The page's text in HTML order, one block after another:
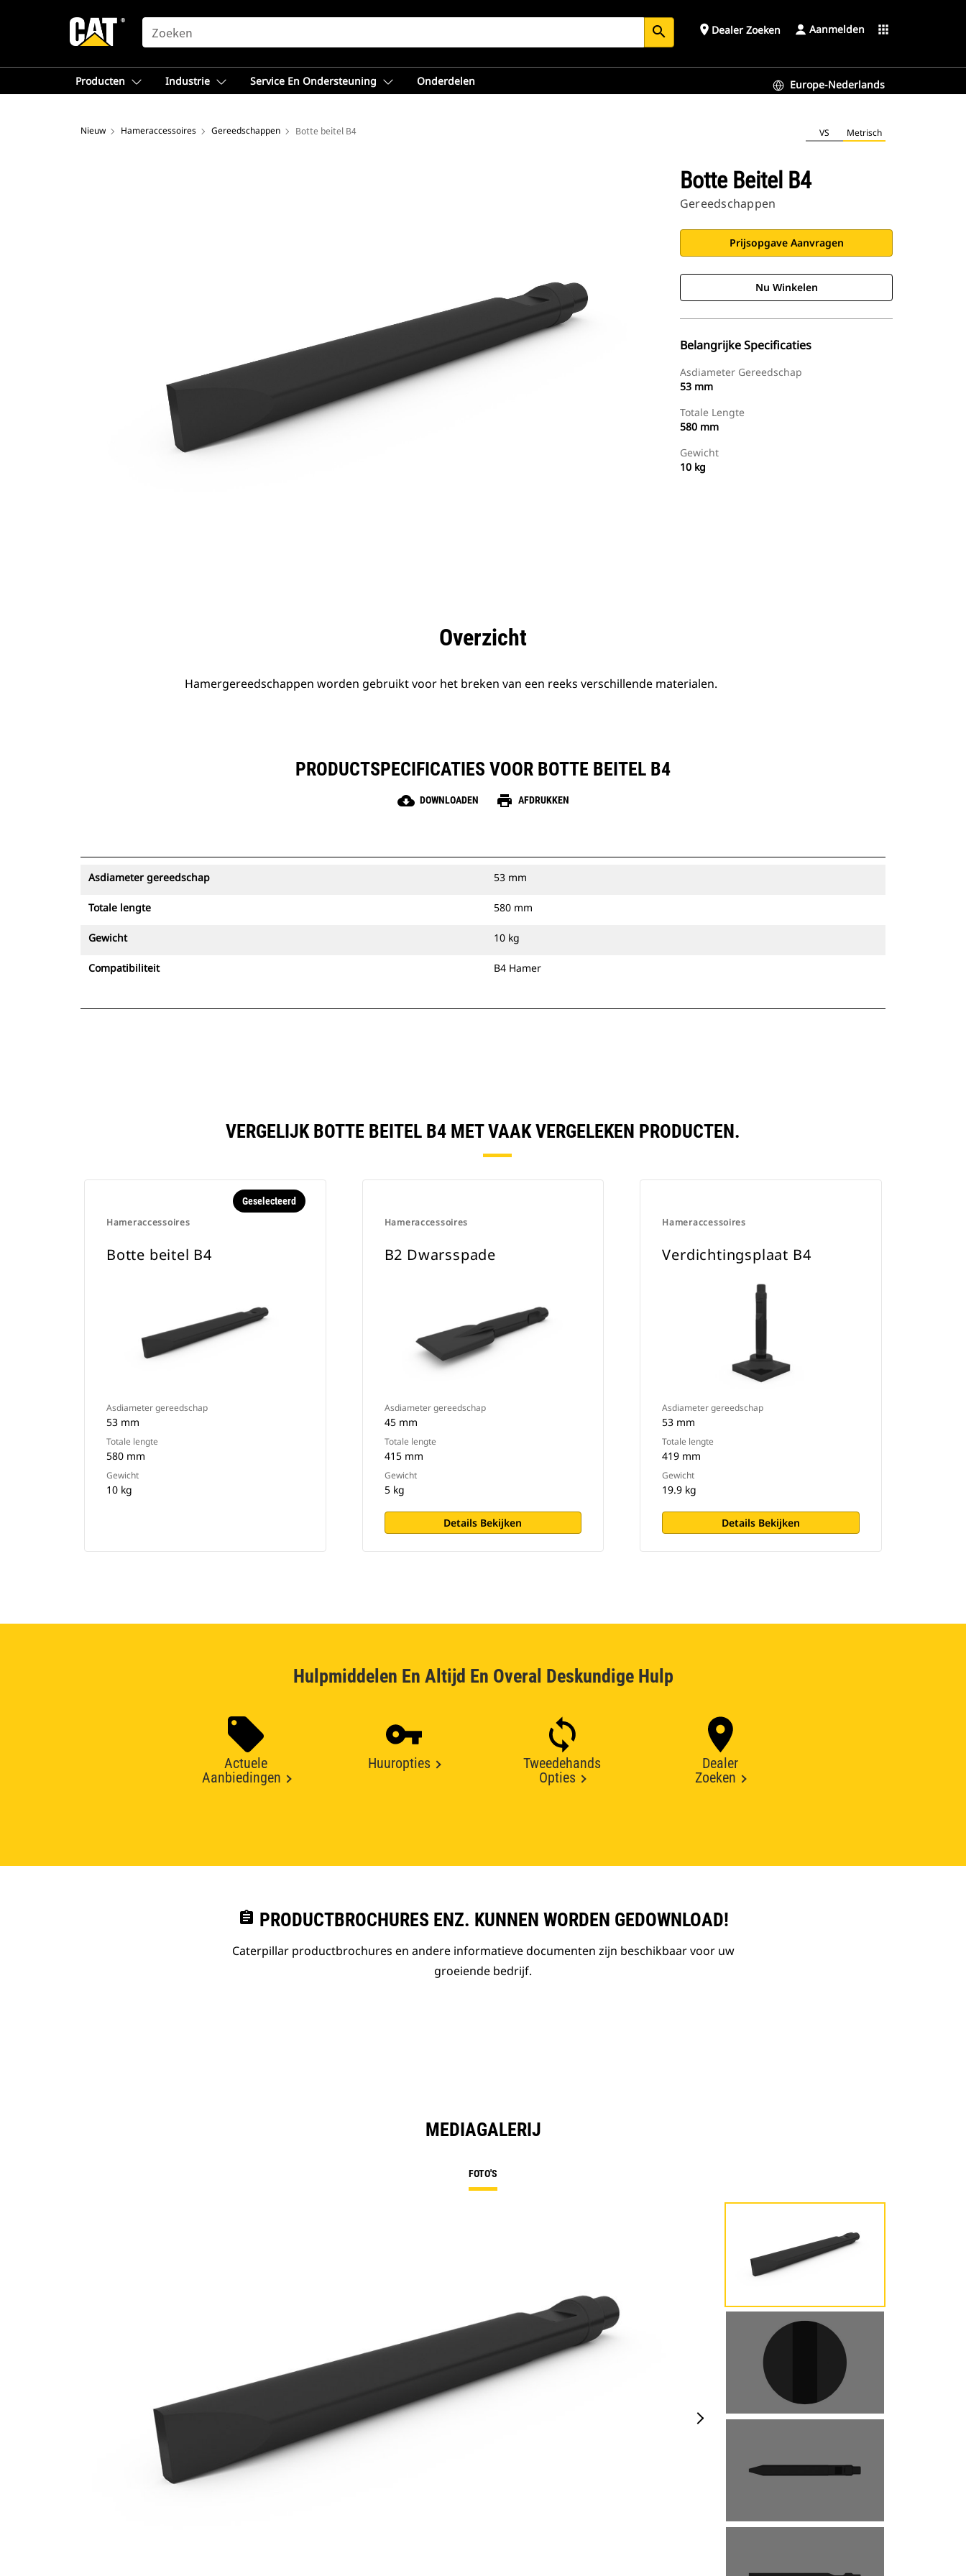
SEARCH search place Dealer Zoeken Aanmelden apps
Producten Industrie Service En Ondersteuning Onderdelen Europe-Nederlands
Nieuw Hameraccessoires Gereedschappen Botte beitel B4 VS Metrisch
Botte Beitel B4
Gereedschappen
Prijsopgave Aanvragen
Nu Winkelen
Belangrijke Specificaties
Asdiameter Gereedschap
53 mm
Totale Lengte
580 mm
Gewicht
10 kg
Overzicht
Hamergereedschappen worden gebruikt voor het breken van een reeks verschillende materialen.
PRODUCTSPECIFICATIES VOOR BOTTE BEITEL B4
cloud_download DOWNLOADEN print AFDRUKKEN
Asdiameter gereedschap 53 mm
Totale lengte 580 mm
Gewicht 10 kg
Compatibiliteit B4 Hamer
VERGELIJK BOTTE BEITEL B4 MET VAAK VERGELEKEN PRODUCTEN.
Hameraccessoires
Geselecteerd
Botte beitel B4
Asdiameter gereedschap
53 mm
Totale lengte
580 mm
Gewicht
10 kg
Hameraccessoires
B2 Dwarsspade
Asdiameter gereedschap
45 mm
Totale lengte
415 mm
Gewicht
5 kg
Details Bekijken
Hameraccessoires
Verdichtingsplaat B4
Asdiameter gereedschap
53 mm
Totale lengte
419 mm
Gewicht
19.9 kg
Details Bekijken
Hulpmiddelen En Altijd En Overal Deskundige Hulp
Actuele
Aanbiedingen
Huuropties
Tweedehands
Opties
Dealer
Zoeken
assignment PRODUCTBROCHURES ENZ. KUNNEN WORDEN GEDOWNLOAD!
Caterpillar productbrochures en andere informatieve documenten zijn beschikbaar voor uw
groeiende bedrijf.
MEDIAGALERIJ
FOTO'S